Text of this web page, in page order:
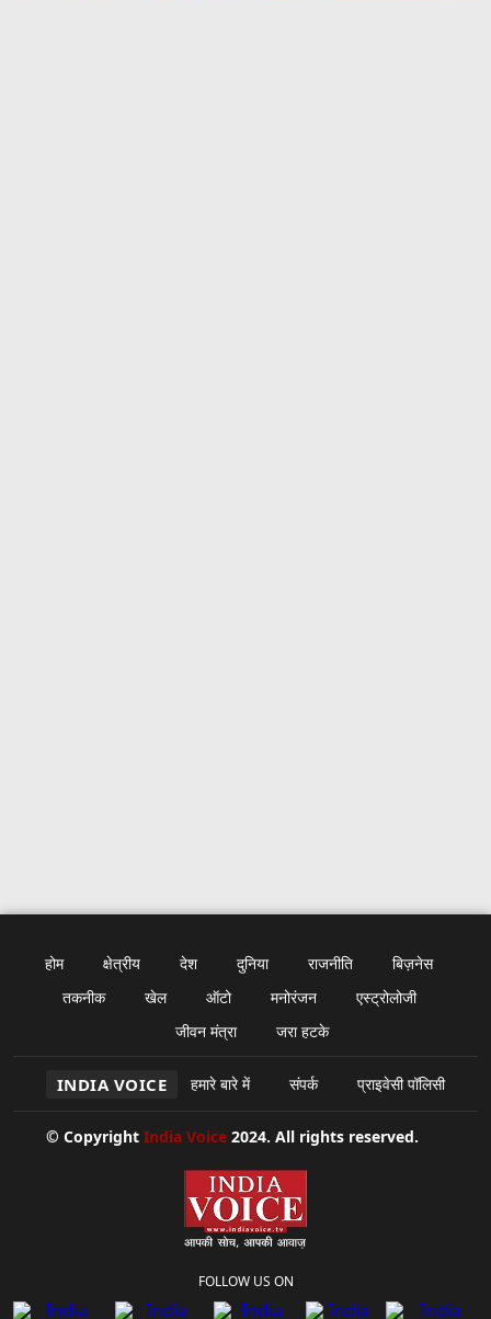
होम क्षेत्रीय देश दुनिया राजनीति
बिज़नेस
तकनीक
खेल ऑटो मनोरंजन
एस्ट्रोलोजी
जीवन मंत्रा
जरा हटके
INDIA VOICE हमारे बारे में संपर्क प्राइवेसी पॉलिसी
© Copyright India Voice 2024. All rights reserved.
FOLLOW US ON